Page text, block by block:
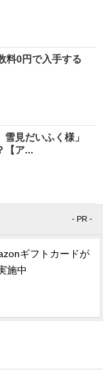
料0円で入手する
雪見だいふく様」
【ア...
- PR -
ギフトカードが
施中